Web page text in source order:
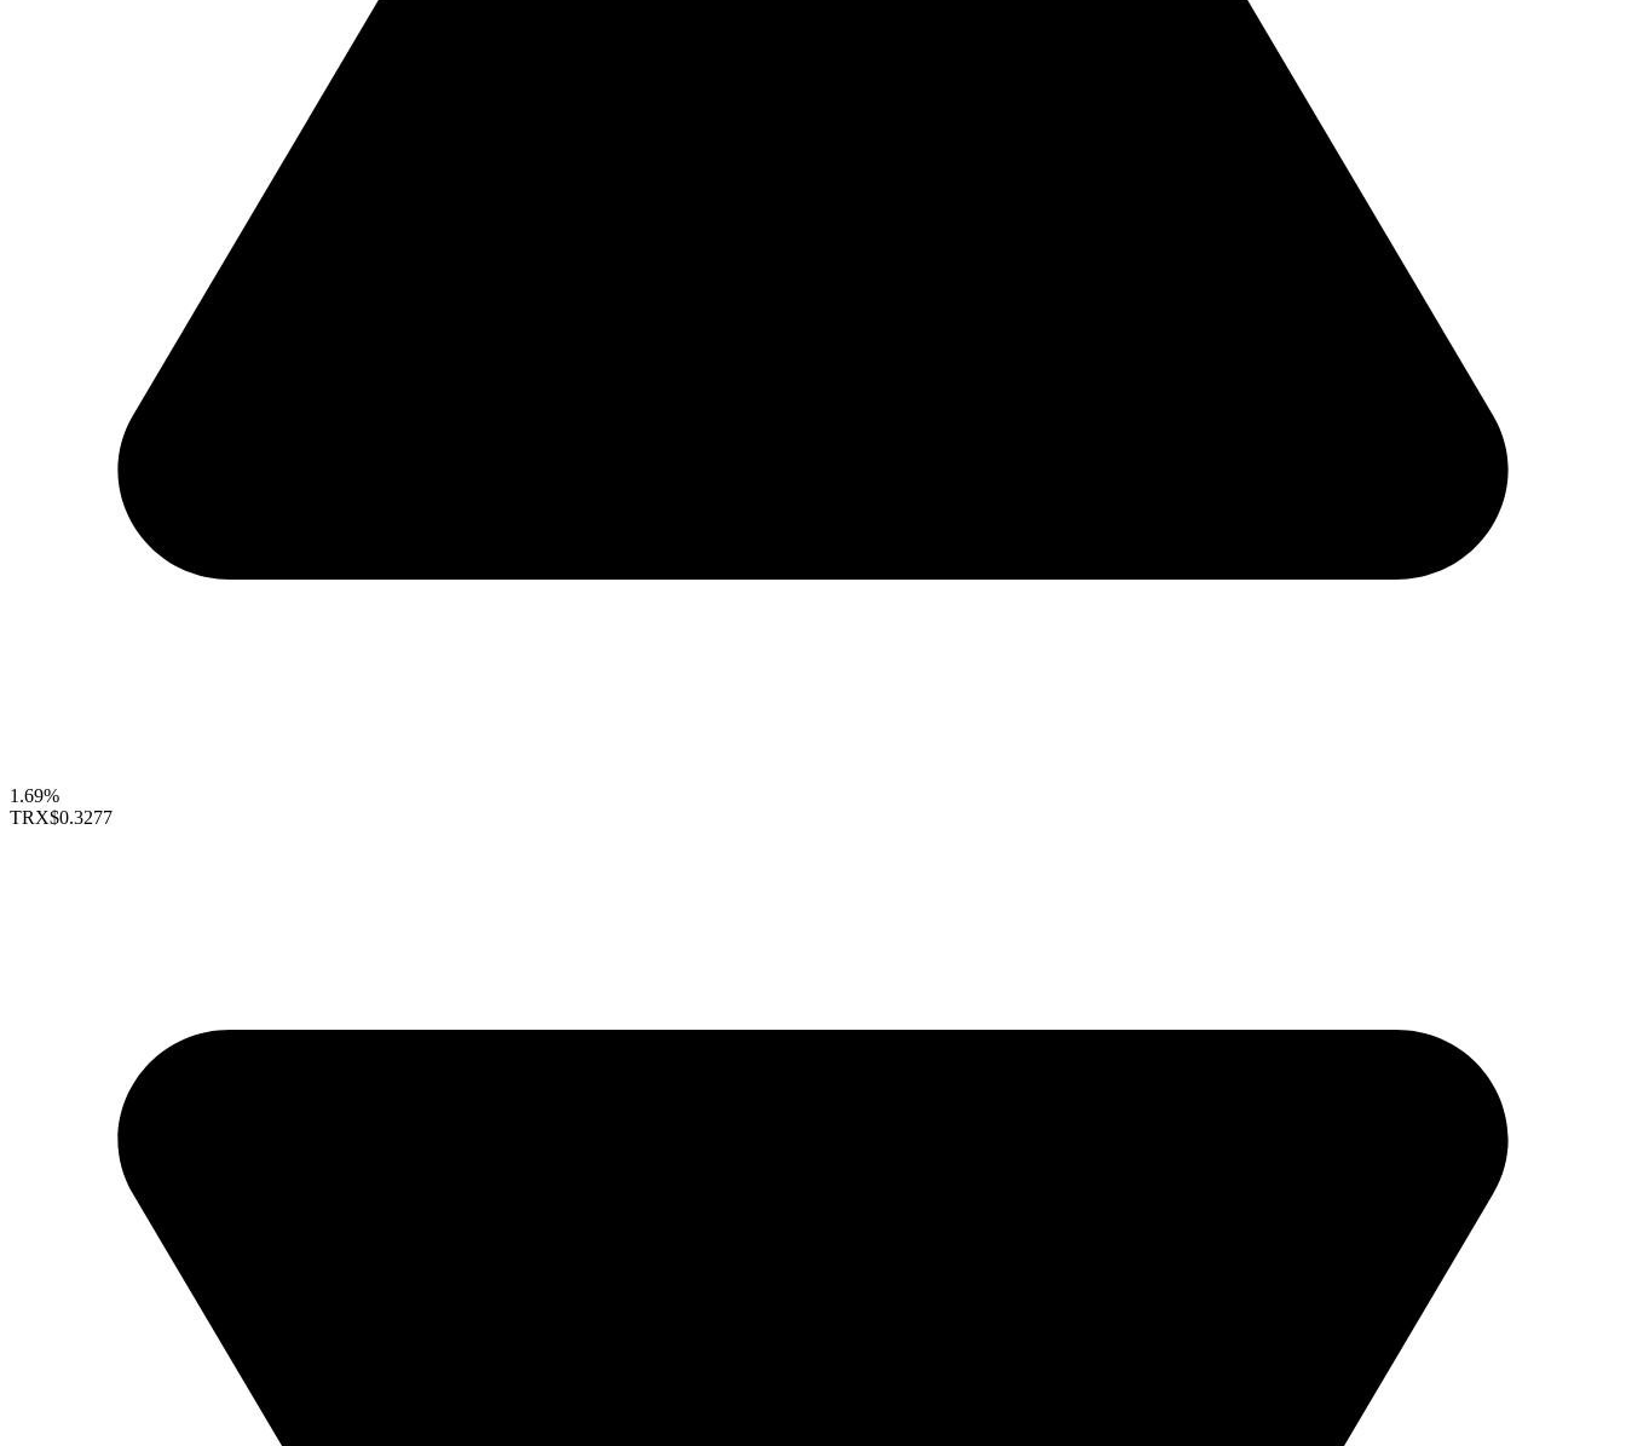
1.69%
TRX$0.3277